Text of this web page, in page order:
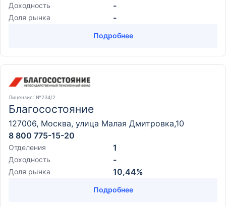
Доходность -
Доля рынка -
Подробнее
Лицензия: №234/2
Благосостояние
127006, Москва, улица Малая Дмитровка,10
8 800 775-15-20
Отделения 1
Доходность -
Доля рынка 10,44%
Подробнее